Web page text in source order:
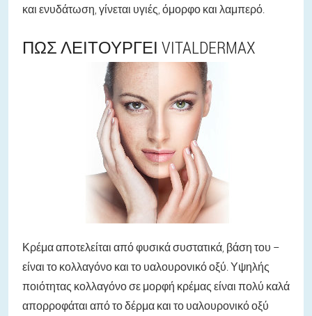
και ενυδάτωση, γίνεται υγιές, όμορφο και λαμπερό.
ΠΏΣ ΛΕΙΤΟΥΡΓΕΊ VITALDERMAX
Κρέμα αποτελείται από φυσικά συστατικά, βάση του –
είναι το κολλαγόνο και το υαλουρονικό οξύ. Υψηλής
ποιότητας κολλαγόνο σε μορφή κρέμας είναι πολύ καλά
απορροφάται από το δέρμα και το υαλουρονικό οξύ